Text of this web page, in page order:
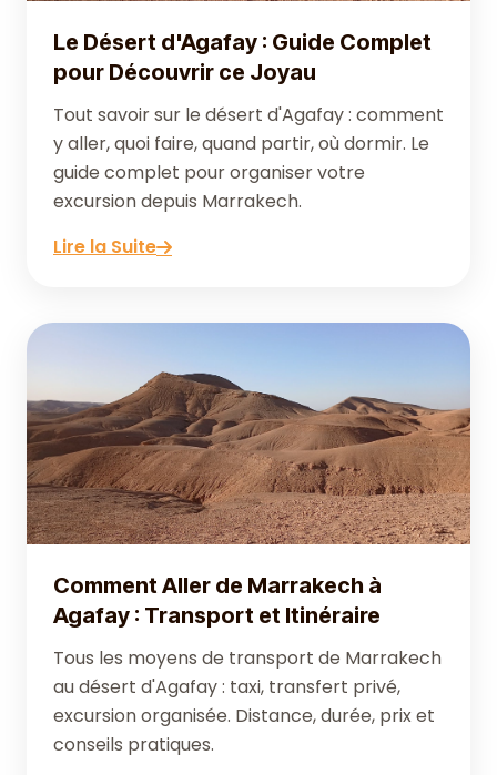
Le Désert d'Agafay : Guide Complet
pour Découvrir ce Joyau
Tout savoir sur le désert d'Agafay : comment
y aller, quoi faire, quand partir, où dormir. Le
guide complet pour organiser votre
excursion depuis Marrakech.
Lire la Suite
Comment Aller de Marrakech à
Agafay : Transport et Itinéraire
Tous les moyens de transport de Marrakech
au désert d'Agafay : taxi, transfert privé,
excursion organisée. Distance, durée, prix et
conseils pratiques.